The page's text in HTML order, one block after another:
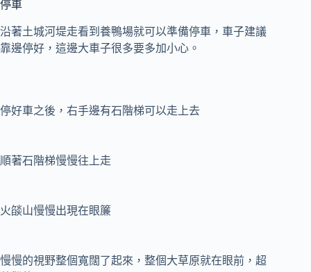
停車
沿著土城河堤走看到養鴨場就可以準備停車，車子建議
靠邊停好，這邊大車子很多要多加小心。
停好車之後，右手邊有石階梯可以走上去
順著石階梯慢慢往上走
火燄山慢慢出現在眼簾
慢慢的視野整個寬闊了起來，整個大草原就在眼前，超